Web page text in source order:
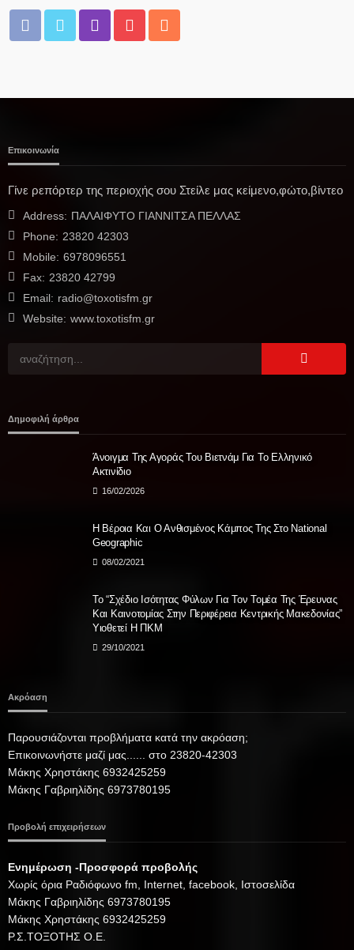
Επικοινωνία
Γίνε ρεπόρτερ της περιοχής σου Στείλε μας κείμενο,φώτο,βίντεο
Address: ΠΑΛΑΙΦΥΤΟ ΓΙΑΝΝΙΤΣΑ ΠΕΛΛΑΣ
Phone: 23820 42303
Mobile: 6978096551
Fax: 23820 42799
Email: radio@toxotisfm.gr
Website: www.toxotisfm.gr
Δημοφιλή άρθρα
Άνοιγμα Της Αγοράς Του Βιετνάμ Για Το Ελληνικό
Ακτινίδιο
16/02/2026
Η Βέροια Και Ο Ανθισμένος Κάμπος Της Στο National
Geographic
08/02/2021
Το “Σχέδιο Ισότητας Φύλων Για Τον Τομέα Της Έρευνας
Και Καινοτομίας Στην Περιφέρεια Κεντρικής Μακεδονίας”
Υιοθετεί Η ΠΚΜ
29/10/2021
Ακρόαση
Παρουσιάζονται προβλήματα κατά την ακρόαση;
Επικοινωνήστε μαζί μας...... στο 23820-42303
Μάκης Χρηστάκης 6932425259
Μάκης Γαβριηλίδης 6973780195
Προβολή επιχειρήσεων
Ενημέρωση -Προσφορά προβολής
Xωρίς όρια Ραδιόφωνο fm, Internet, facebook, Ιστοσελίδα
Μάκης Γαβριηλίδης 6973780195
Μάκης Χρηστάκης 6932425259
Ρ.Σ.ΤΟΞΟΤΗΣ Ο.Ε.